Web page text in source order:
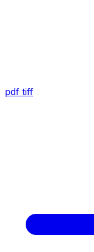
pdf tiff